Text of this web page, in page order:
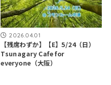
2026.04.01
【残席わずか】【E】5/24（日）
Tsunagary Cafe for
everyone（大阪）